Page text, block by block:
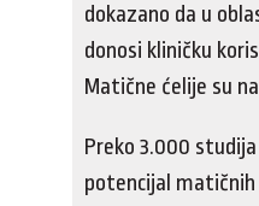
dokazano da u
donosi kliničku
Matične ćelije su
Preko 3.000
potencijal matičnih